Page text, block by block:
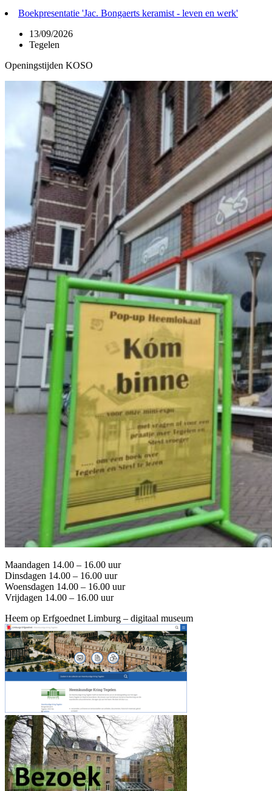
Boekpresentatie 'Jac. Bongaerts keramist - leven en werk'
13/09/2026
Tegelen
Openingstijden KOSO
Maandagen 14.00 – 16.00 uur
Dinsdagen 14.00 – 16.00 uur
Woensdagen 14.00 – 16.00 uur
Vrijdagen 14.00 – 16.00 uur
Heem op Erfgoednet Limburg – digitaal museum